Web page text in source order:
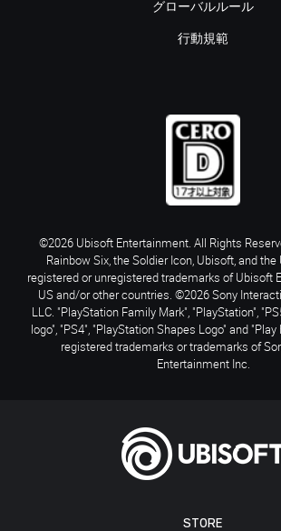
STORE
グローバルルール
行動規範
©2026 Ubisoft Entertainment. All Rights
Rainbow Six, the Soldier Icon, Ubisoft, and
registered or unregistered trademarks of Ubisoft
US and/or other countries. ©2026 Sony
LLC. "PlayStation Family Mark", "PlayStation",
logo", "PS4", "PlayStation Shapes Logo" and
registered trademarks or trademarks of
Entertainment Inc.